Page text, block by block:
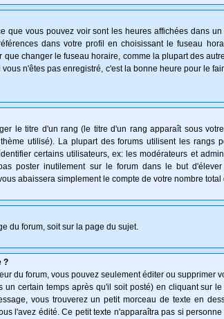
que vous pouvez voir sont les heures affichées dans
dans votre profil en choisissant le fuseau
que changer le fuseau horaire, comme la plupart des
n'êtes pas enregistré, c'est la bonne heure pour le
le titre d'un rang (le titre d'un rang apparaît sous
utilisé). La plupart des forums utilisent les rangs
certains utilisateurs, ex: les modérateurs et
poster inutilement sur le forum dans le but
abaissera simplement le compte de votre nombre total
du forum, soit sur la page du sujet.
?
du forum, vous pouvez seulement éditer ou supprimer
un certain temps après qu'il soit posté) en cliquant sur
vous trouverez un petit morceau de texte en
l'avez édité. Ce petit texte n'apparaîtra pas si